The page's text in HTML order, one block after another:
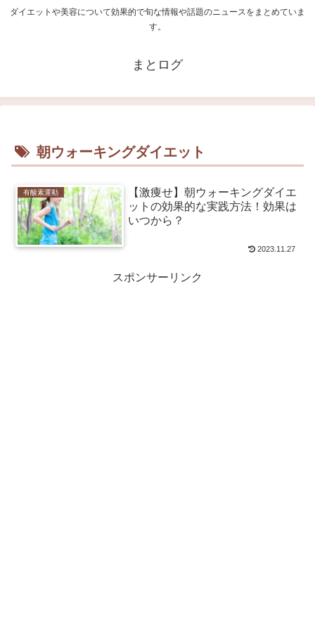
ダイエットや美容について効果的で旬な情報や話題のニュースをまとめていま
す。
まとログ
朝ウォーキングダイエット
有酸素運動
【激痩せ】朝ウォーキングダイエ
ットの効果的な実践方法！効果は
いつから？
2023.11.27
スポンサーリンク